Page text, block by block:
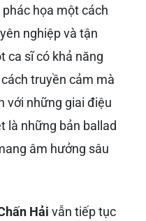
họa một cách
nghiệp và tận
ca sĩ có khả năng
truyền cảm mà
với những giai điệu
là những bản ballad
âm hưởng sâu
Hải vẫn tiếp tục